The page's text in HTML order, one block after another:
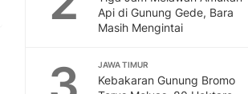
Api di Gunung Gede, Bara
Masih Mengintai
JAWA TIMUR
Kebakaran Gunung Bromo